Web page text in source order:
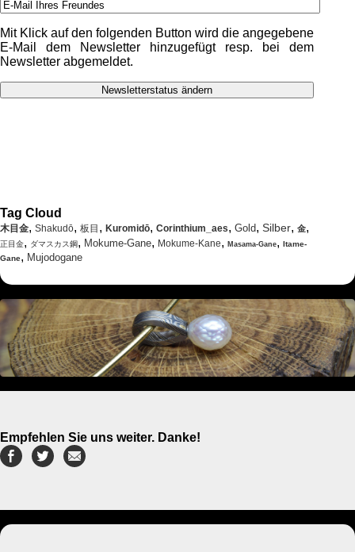
Mit Klick auf den folgenden Button wird die angegebene
E-Mail dem Newsletter hinzugefügt resp. bei dem
Newsletter abgemeldet.
Tag Cloud
木目金, Shakudō, 板目 , Kuromidō, Corinthium_aes, Gold, Silber, 金,
正目金, ダマスカス鋼, Mokume-Gane, Mokume-Kane, Masama-Gane, Itame-
Gane, Mujodogane
Empfehlen Sie uns weiter. Danke!